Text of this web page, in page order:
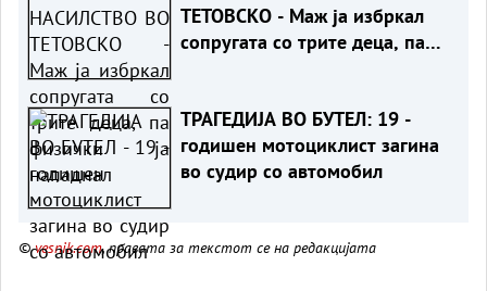
ТЕТОВСКО - Маж ја избркал
сопругата со трите деца, па
ТРАГЕДИЈА ВО БУТЕЛ: 19 -
годишен мотоциклист загина
во судир со автомобил
©vesnik.com, правата за текстот се на редакцијата